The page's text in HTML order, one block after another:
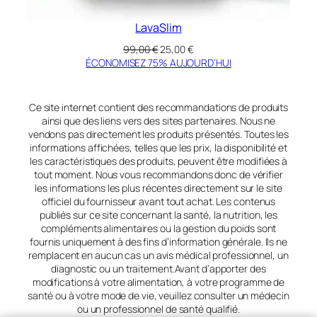
LavaSlim
99,00€Le
prix
99,00 €.
25,00€Le
prix
25,00 €.
ÉCONOMISEZ 75% AUJOURD’HUI
Ce site internet contient des recommandations de produits
ainsi que des liens vers des sites partenaires. Nous ne
vendons pas directement les produits présentés. Toutes les
informations affichées, telles que les prix, la disponibilité et
les caractéristiques des produits, peuvent être modifiées à
tout moment. Nous vous recommandons donc de vérifier
les informations les plus récentes directement sur le site
officiel du fournisseur avant tout achat. Les contenus
publiés sur ce site concernant la santé, la nutrition, les
compléments alimentaires ou la gestion du poids sont
fournis uniquement à des fins d’information générale. Ils ne
remplacent en aucun cas un avis médical professionnel, un
diagnostic ou un traitement.Avant d’apporter des
modifications à votre alimentation, à votre programme de
santé ou à votre mode de vie, veuillez consulter un médecin
ou un professionnel de santé qualifié.